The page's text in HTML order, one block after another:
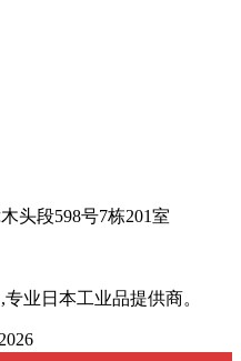
头段598号7栋201室
业日本工业品提供商。